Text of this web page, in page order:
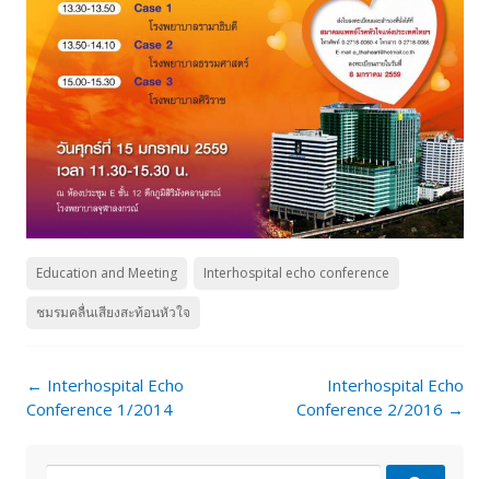
Education and Meeting Interhospital echo conference
ชมรมคลื่นเสียงสะท้อนหัวใจ
Post
navigation
← Interhospital Echo
Conference 1/2014
Interhospital Echo
Conference 2/2016 →